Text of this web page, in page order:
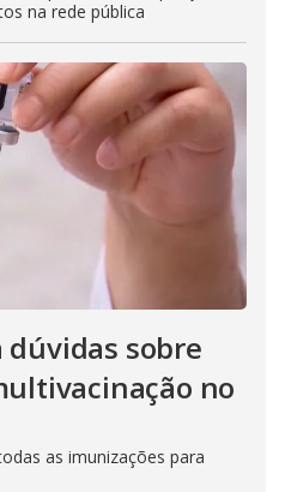
na rede pública
sobre
no
as imunizações para